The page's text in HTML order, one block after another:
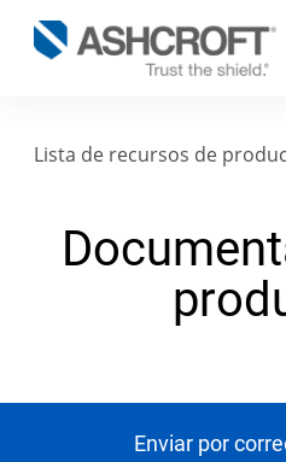
Productos
Recursos
Lista de recursos de
Enviar por